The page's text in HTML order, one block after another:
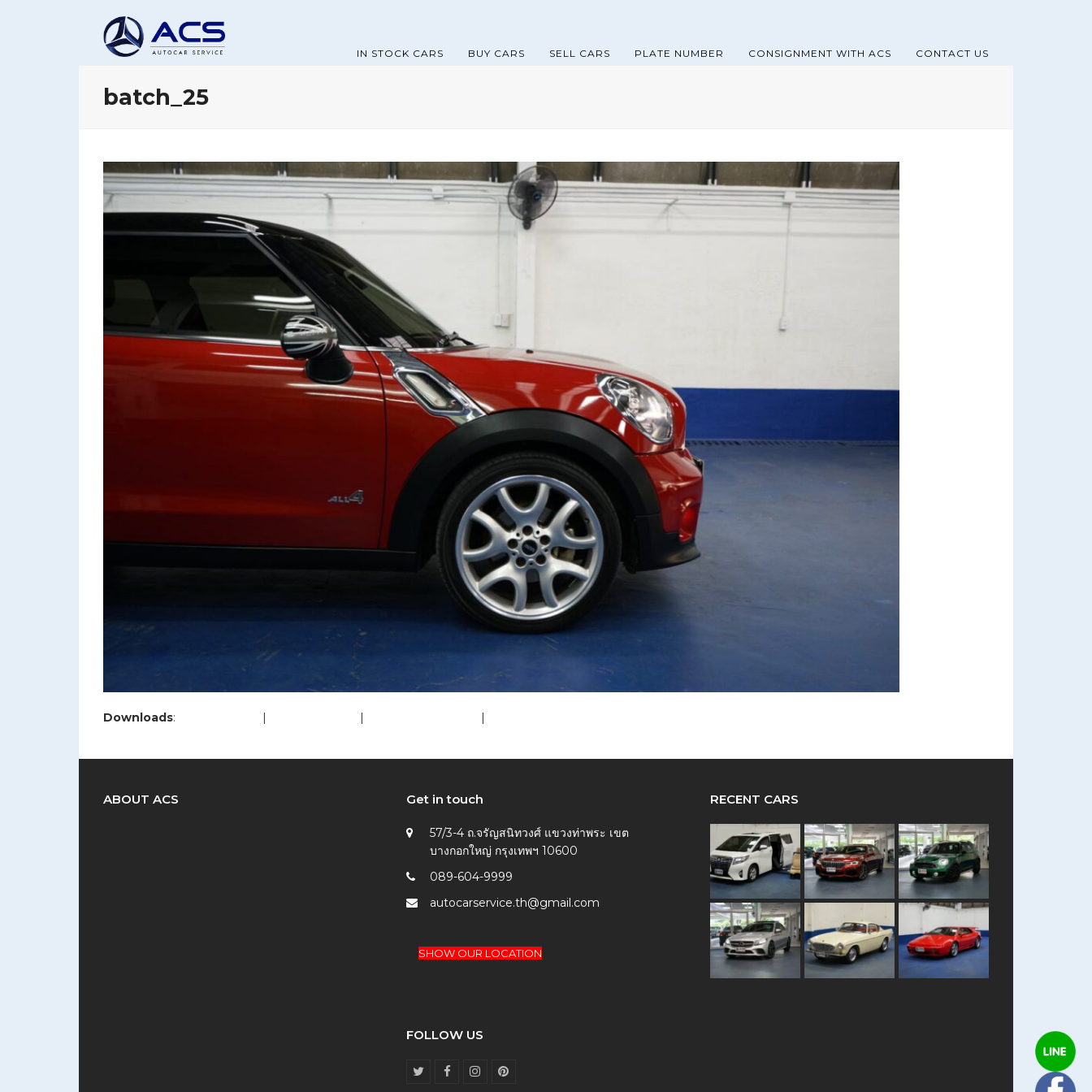
IN STOCK CARS BUY CARS SELL CARS PLATE NUMBER CONSIGNMENT WITH ACS CONTACT US
batch_25
Downloads: | | |
ABOUT ACS Get in touch
57/3-4 ถ.จรัญสนิทวงศ์ แขวงท่าพระ เขต
บางกอกใหญ่ กรุงเทพฯ 10600
089-604-9999
autocarservice.th@gmail.com
SHOW OUR LOCATION
FOLLOW US
T F I P
RECENT CARS